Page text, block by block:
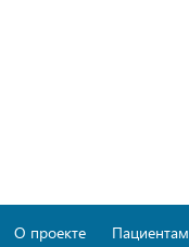
О проекте Пациентам